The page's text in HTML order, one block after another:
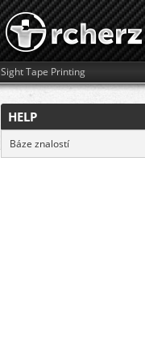
Sight Tape Printing
HELP
Báze znalostí